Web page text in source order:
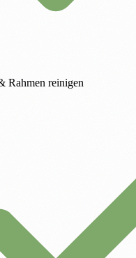
Rahmen reinigen